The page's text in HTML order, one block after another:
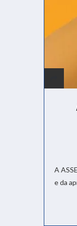
A
e da